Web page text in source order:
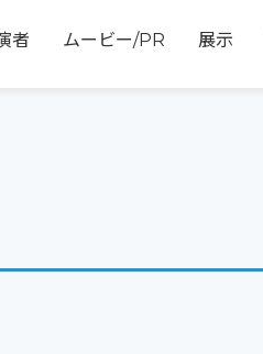
者 ムービー/PR 展示